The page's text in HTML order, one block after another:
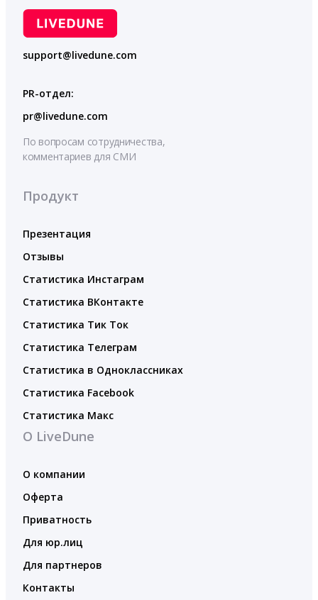
support@livedune.com
PR-отдел:
pr@livedune.com
По вопросам сотрудничества,
комментариев для СМИ
Продукт
Презентация
Отзывы
Статистика Инстаграм
Статистика ВКонтакте
Статистика Тик Ток
Статистика Телеграм
Статистика в Одноклассниках
Статистика Facebook
Статистика Макс
О LiveDune
О компании
Оферта
Приватность
Для юр.лиц
Для партнеров
Контакты